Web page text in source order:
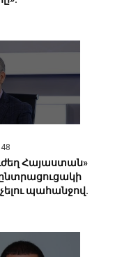
Հայաստան»
ընտրացուցակի
պահանջով.